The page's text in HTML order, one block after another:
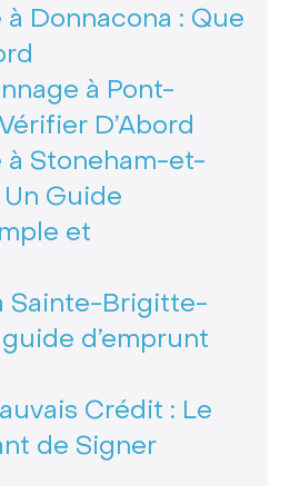
Donnacona : Que
à Pont-
D’Abord
à Stoneham-et-
Guide
et
Sainte-Brigitte-
d’emprunt
Crédit : Le
de Signer